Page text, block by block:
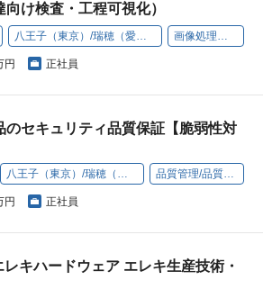
け検査・工程可視化）
八王子（東京）/瑞穂（愛知） 画像処理開発
円 正社員
セキュリティ品質保証【脆弱性対
八王子（東京）/瑞穂（愛知） 品質管理/品質保証
円 正社員
キハードウェア エレキ生産技術・